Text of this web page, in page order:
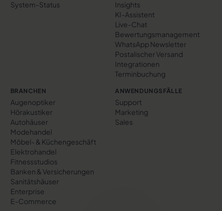
System-Status
Insights
KI-Assistent
Live-Chat
Bewertungs­management
WhatsApp Newsletter
Postalischer Versand
Integrationen
Terminbuchung
BRANCHEN
Augenoptiker
Hörakustiker
Autohäuser
Modehandel
Möbel- & Küchengeschäft
Elektrohandel
Fitnessstudios
Banken & Versicherungen
Sanitätshäuser
Enterprise
E-Commerce
ANWENDUNGSFÄLLE
Support
Marketing
Sales